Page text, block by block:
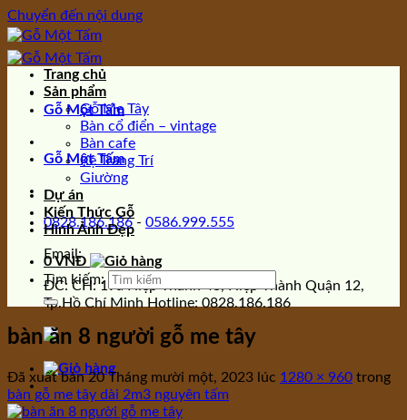
Chuyển đến nội dung
Gỗ Một Tấm
Gỗ Một Tấm
0828.186.186- 0586.999.555
Email:
ĐC: CH: 19a Hiệp Thành 43, Hiệp Thành Quận 12,
Tp.Hồ Chí Minh Hotline: 0828.186.186
Trang chủ
Sản phẩm
Gỗ Me Tây
Bàn cổ điển – vintage
Bàn cafe
Kệ Trang Trí
Giường
Dự án
Kiến Thức Gỗ
Hình Ảnh Đẹp
0VNĐ
Tìm kiếm:
bàn ăn 8 người gỗ me tây
Đã xuất bản20 Tháng mười một, 2023 lúc 1280 × 960 trong
bàn gỗ me tây dài 2m3 nguyên tấm